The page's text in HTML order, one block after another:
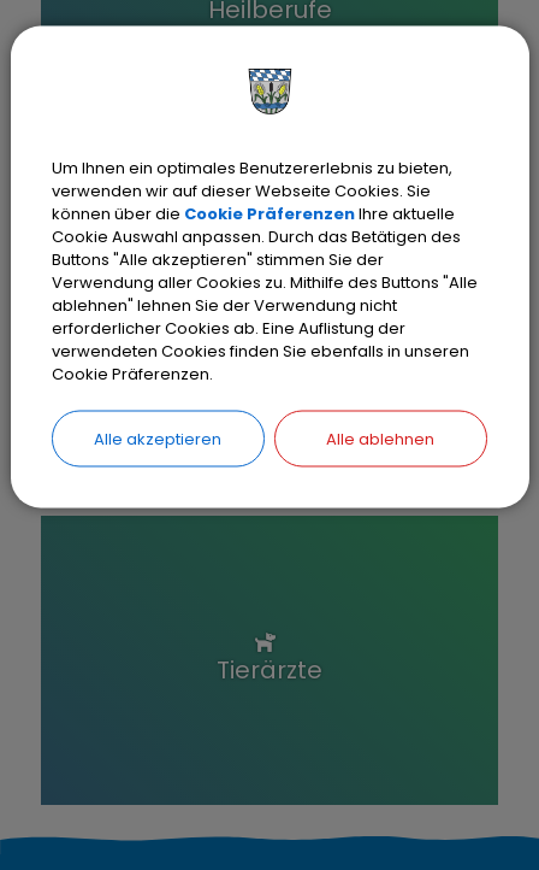
Heilberufe
Selbsthilfegruppen
Tierärzte
Um Ihnen ein optimales Benutzererlebnis zu bieten,
verwenden wir auf dieser Webseite Cookies. Sie
können über die Cookie PräferenzenIhre aktuelle
Cookie Auswahl anpassen. Durch das Betätigen des
Buttons "Alle akzeptieren" stimmen Sie der
Verwendung aller Cookies zu. Mithilfe des Buttons "Alle
ablehnen" lehnen Sie der Verwendung nicht
erforderlicher Cookies ab. Eine Auflistung der
verwendeten Cookies finden Sie ebenfalls in unseren
Cookie Präferenzen.
Alle akzeptieren Alle ablehnen